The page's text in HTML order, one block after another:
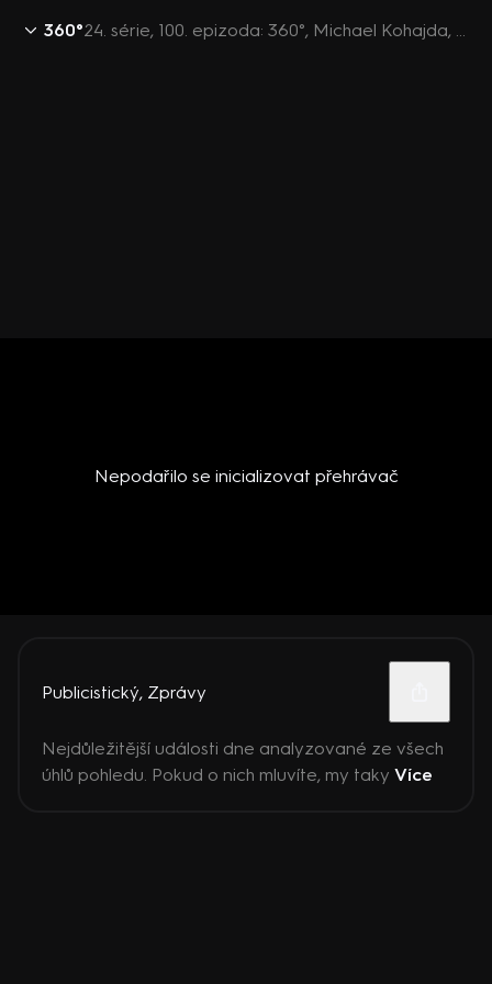
360° 24. série, 100. epizoda: 360°, Michael Kohajda, Patrik Nacher, Cyril Svoboda, Jan kubáček, Oto Klempíř - 9.4. v 21:30
Nepodařilo se inicializovat přehrávač
Publicistický, Zprávy
Nejdůležitější události dne analyzované ze všech
úhlů pohledu. Pokud o nich mluvíte, my taky Více